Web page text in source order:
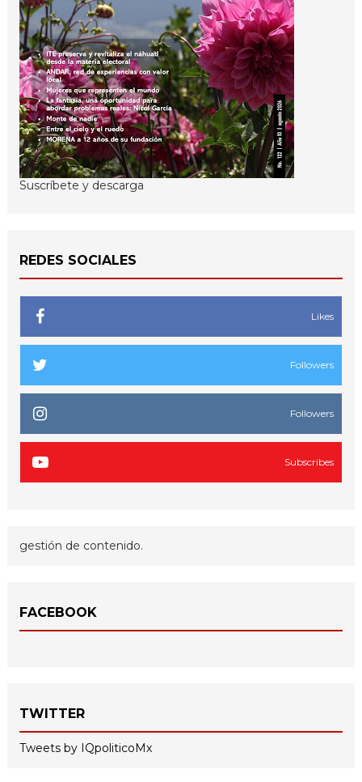
Suscríbete y descarga
REDES SOCIALES
Likes
Followers
Followers
Subscribes
gestión de contenido.
FACEBOOK
TWITTER
Tweets by IQpoliticoMx